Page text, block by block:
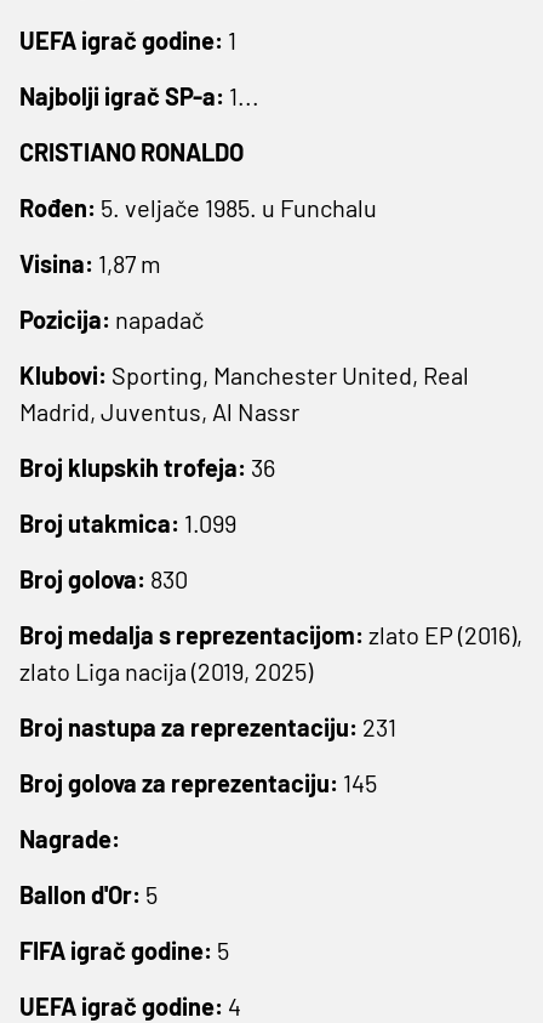
UEFA igrač godine: 1
Najbolji igrač SP-a: 1...
CRISTIANO RONALDO
Rođen: 5. veljače 1985. u Funchalu
Visina: 1,87 m
Pozicija: napadač
Klubovi: Sporting, Manchester United, Real
Madrid, Juventus, Al Nassr
Broj klupskih trofeja: 36
Broj utakmica: 1.099
Broj golova: 830
Broj medalja s reprezentacijom: zlato EP (2016),
zlato Liga nacija (2019, 2025)
Broj nastupa za reprezentaciju: 231
Broj golova za reprezentaciju: 145
Nagrade:
Ballon d'Or: 5
FIFA igrač godine: 5
UEFA igrač godine: 4